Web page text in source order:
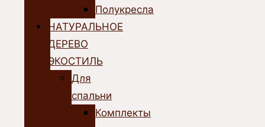
Полукресла
НАТУРАЛЬНОЕ
ДЕРЕВО
ЭКОСТИЛЬ
Для
спальни
Комплекты